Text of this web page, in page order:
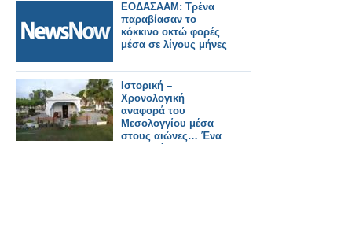
ΕΟΔΑΣΑΑΜ: Τρένα
παραβίασαν το
κόκκινο οκτώ φορές
μέσα σε λίγους μήνες
Ιστορική –
Χρονολογική
αναφορά του
Μεσολογγίου μέσα
στους αιώνες… Ένα
ευλαβικό